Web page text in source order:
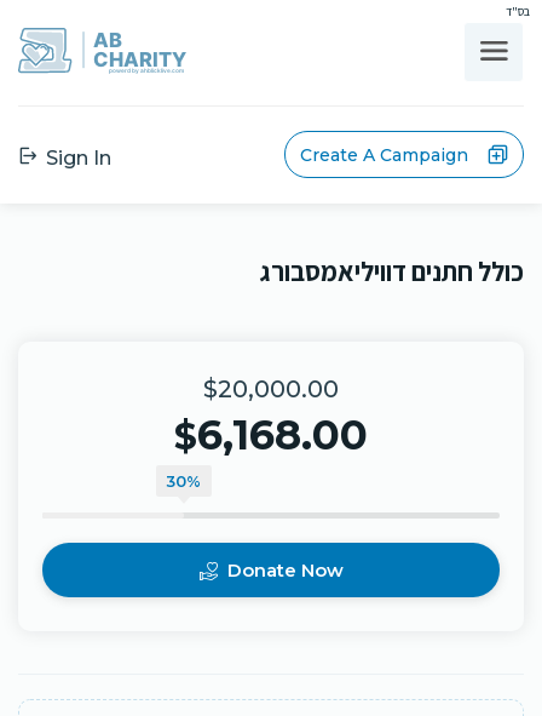
בס"ד
AB
CHARITY
powerd by ahblicklive.com
Sign In Create A Campaign
כולל חתנים דוויליאמסבורג
$20,000.00
$6,168.00
30%
Donate Now